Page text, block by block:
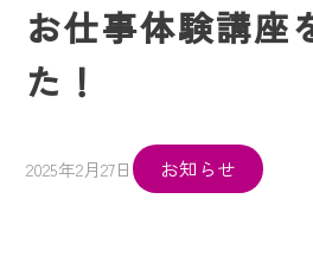
お仕事体験講座
た！
2025年2月27日 お知らせ